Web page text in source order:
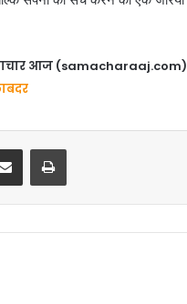
आज (samacharaaj.com)
Share via Email Print